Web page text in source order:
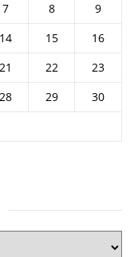
7 8
9
14 15
16
21 22
23
28 29
30